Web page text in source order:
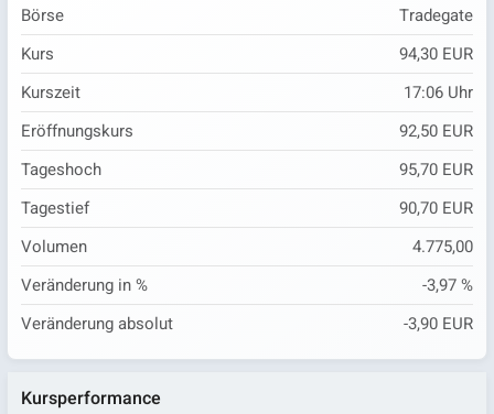
Börse
Tradegate
Kurs
94,30 EUR
Kurszeit
17:06 Uhr
Eröffnungskurs
92,50 EUR
Tageshoch
95,70 EUR
Tagestief
90,70 EUR
Volumen
4.775,00
Veränderung in %
-3,97 %
Veränderung absolut
-3,90 EUR
Kursperformance